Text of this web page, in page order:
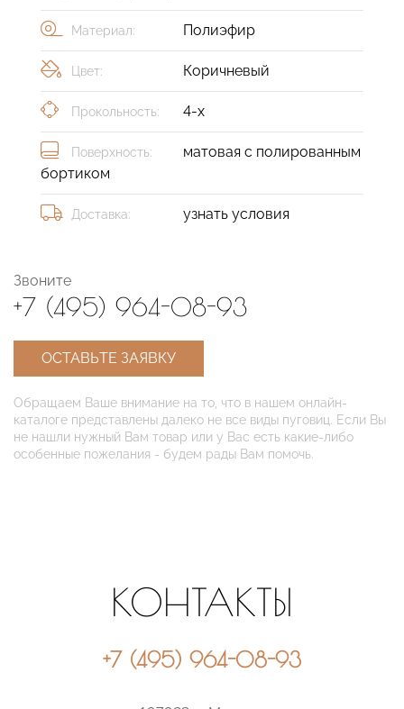
Материал: Полиэфир
Цвет: Коричневый
Прокольность: 4-х
Поверхность:
матовая с полированным
бортиком
Доставка: узнать условия
Звоните
+7 (495) 964-08-93
ОСТАВЬТЕ ЗАЯВКУ
Обращаем Ваше внимание на то, что в нашем онлайн-
каталоге представлены далеко не все виды пуговиц. Если Вы
не нашли нужный Вам товар или у Вас есть какие-либо
особенные пожелания - будем рады Вам помочь.
КОНТАКТЫ
+7 (495) 964-08-93